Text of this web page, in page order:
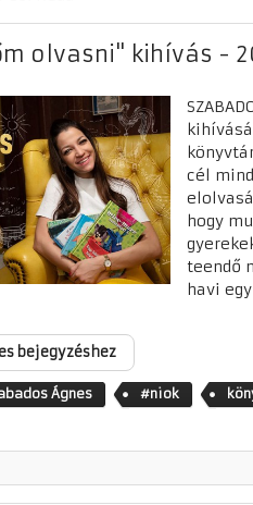
olvasni" kihívás -
cél
hogy
teendő
havi
bejegyzéshez
Ágnes #niok